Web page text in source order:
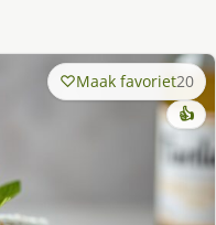
Maak favoriet20
👍